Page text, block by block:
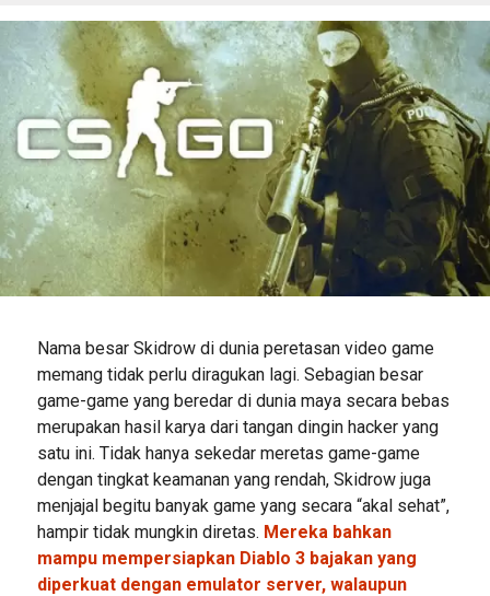
Nama besar Skidrow di dunia peretasan video game
memang tidak perlu diragukan lagi. Sebagian besar
game-game yang beredar di dunia maya secara bebas
merupakan hasil karya dari tangan dingin hacker yang
satu ini. Tidak hanya sekedar meretas game-game
dengan tingkat keamanan yang rendah, Skidrow juga
menjajal begitu banyak game yang secara “akal sehat”,
hampir tidak mungkin diretas. Mereka bahkan
mampu mempersiapkan Diablo 3 bajakan yang
diperkuat dengan emulator server, walaupun